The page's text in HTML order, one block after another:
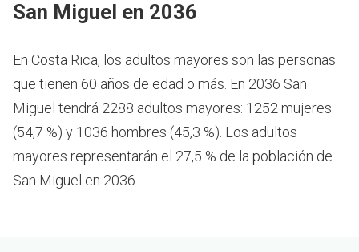
San Miguel en 2036
En Costa Rica, los adultos mayores son las personas
que tienen 60 años de edad o más. En 2036 San
Miguel tendrá 2288 adultos mayores: 1252 mujeres
(54,7 %) y 1036 hombres (45,3 %). Los adultos
mayores representarán el 27,5 % de la población de
San Miguel en 2036.